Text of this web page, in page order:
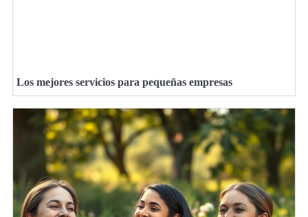
Los mejores servicios para pequeñas empresas